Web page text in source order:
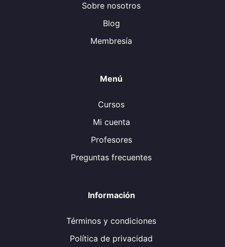
Sobre nosotros
Blog
Membresía
Menú
Cursos
Mi cuenta
Profesores
Preguntas frecuentes
Información
Términos y condiciones
Política de privacidad